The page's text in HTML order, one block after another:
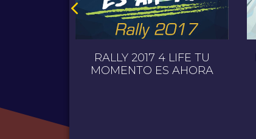
RALLY 2017 4 LIFE TU
MOMENTO ES AHORA